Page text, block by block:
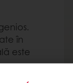
în
este